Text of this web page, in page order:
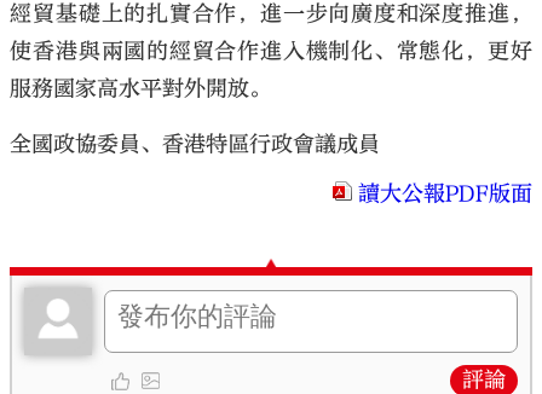
經貿基礎上的扎實合作，進一步向廣度和深度推進，
使香港與兩國的經貿合作進入機制化、常態化，更好
服務國家高水平對外開放。
全國政協委員、香港特區行政會議成員
讀大公報PDF版面
評論